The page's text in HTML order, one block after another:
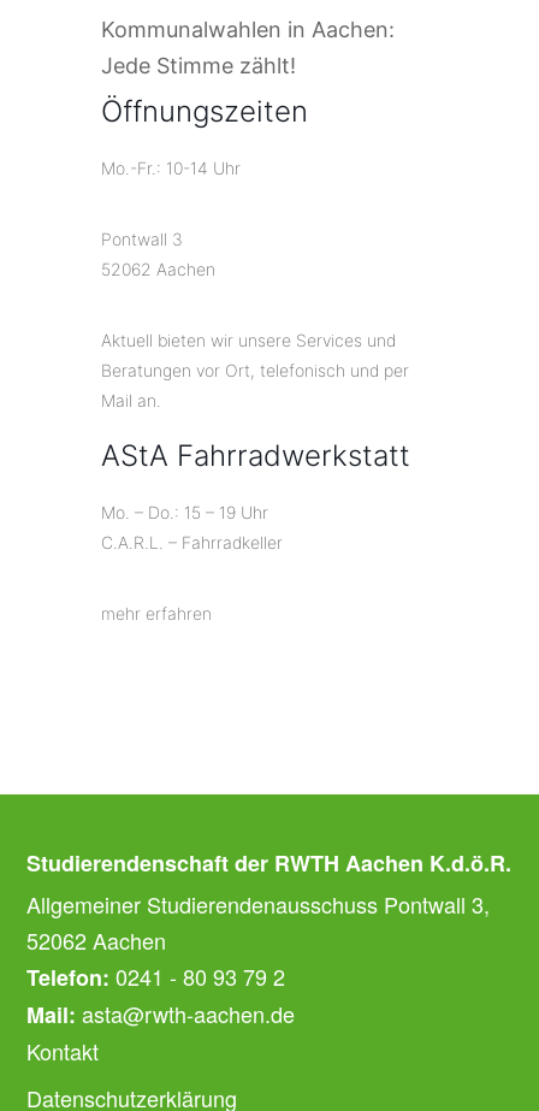
Kommunalwahlen in Aachen:
Jede Stimme zählt!
Öffnungszeiten
Mo.-Fr.: 10-14 Uhr
Pontwall 3
52062 Aachen
Aktuell bieten wir unsere Services und
Beratungen vor Ort, telefonisch und per
Mail an.
AStA Fahrradwerkstatt
Mo. – Do.: 15 – 19 Uhr
C.A.R.L. – Fahrradkeller
mehr erfahren
Studierendenschaft der RWTH Aachen K.d.ö.R.
Allgemeiner Studierendenausschuss Pontwall 3,
52062 Aachen
Telefon: 0241 - 80 93 79 2
Mail: asta@rwth-aachen.de
Kontakt
Datenschutzerklärung